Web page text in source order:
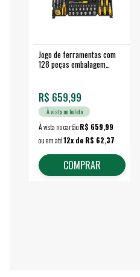
Jogo de ferramentas com
128 peças embalagem
R$ 659,99
À vista no boleto
À vista no cartãoR$ 659,99
ou em até12x de R$ 62,37
COMPRAR